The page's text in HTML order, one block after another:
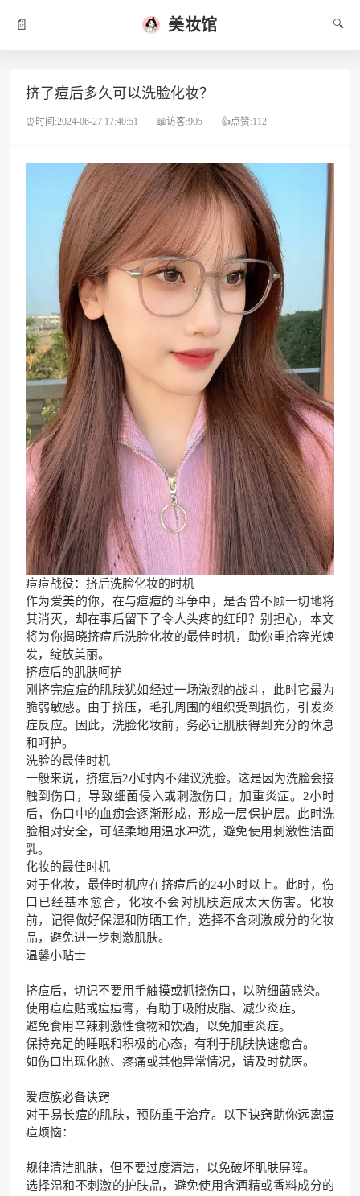
📄 美妆馆 🔍
挤了痘后多久可以洗脸化妆？
⏰时间:2024-06-27 17:40:51 📖访客:905 👍点赞:112
痘痘战役：挤后洗脸化妆的时机
作为爱美的你，在与痘痘的斗争中，是否曾不顾一切地将
其消灭，却在事后留下了令人头疼的红印？别担心，本文
将为你揭晓挤痘后洗脸化妆的最佳时机，助你重拾容光焕
发，绽放美丽。
挤痘后的肌肤呵护
刚挤完痘痘的肌肤犹如经过一场激烈的战斗，此时它最为
脆弱敏感。由于挤压，毛孔周围的组织受到损伤，引发炎
症反应。因此，洗脸化妆前，务必让肌肤得到充分的休息
和呵护。
洗脸的最佳时机
一般来说，挤痘后2小时内不建议洗脸。这是因为洗脸会接
触到伤口，导致细菌侵入或刺激伤口，加重炎症。2小时
后，伤口中的血痂会逐渐形成，形成一层保护层。此时洗
脸相对安全，可轻柔地用温水冲洗，避免使用刺激性洁面
乳。
化妆的最佳时机
对于化妆，最佳时机应在挤痘后的24小时以上。此时，伤
口已经基本愈合，化妆不会对肌肤造成太大伤害。化妆
前，记得做好保湿和防晒工作，选择不含刺激成分的化妆
品，避免进一步刺激肌肤。
温馨小贴士
挤痘后，切记不要用手触摸或抓挠伤口，以防细菌感染。
使用痘痘贴或痘痘膏，有助于吸附皮脂、减少炎症。
避免食用辛辣刺激性食物和饮酒，以免加重炎症。
保持充足的睡眠和积极的心态，有利于肌肤快速愈合。
如伤口出现化脓、疼痛或其他异常情况，请及时就医。
爱痘族必备诀窍
对于易长痘的肌肤，预防重于治疗。以下诀窍助你远离痘
痘烦恼：
规律清洁肌肤，但不要过度清洁，以免破坏肌肤屏障。
选择温和不刺激的护肤品，避免使用含酒精或香料成分的